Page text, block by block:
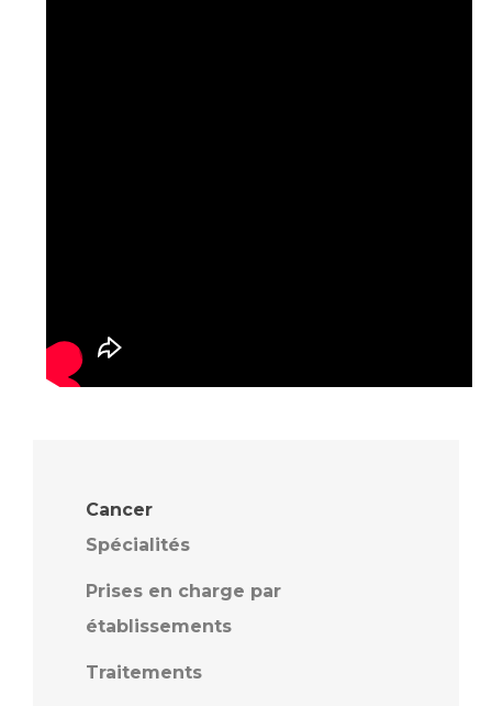
Cancer
Spécialités
Prises en charge par
établissements
Traitements